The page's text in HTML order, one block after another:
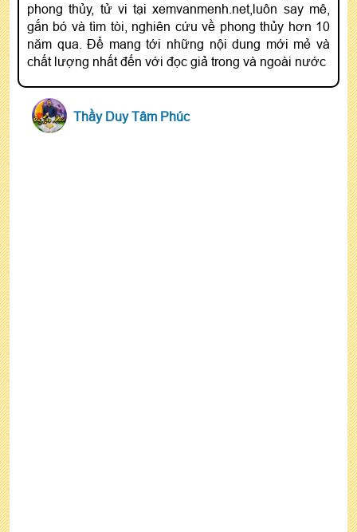
phong thủy, tử vi tại xemvanmenh.net,luôn say mê,
gắn bó và tìm tòi, nghiên cứu về phong thủy hơn 10
năm qua. Để mang tới những nội dung mới mẻ và
chất lượng nhất đến với đọc giả trong và ngoài nước
Thầy Duy Tâm Phúc